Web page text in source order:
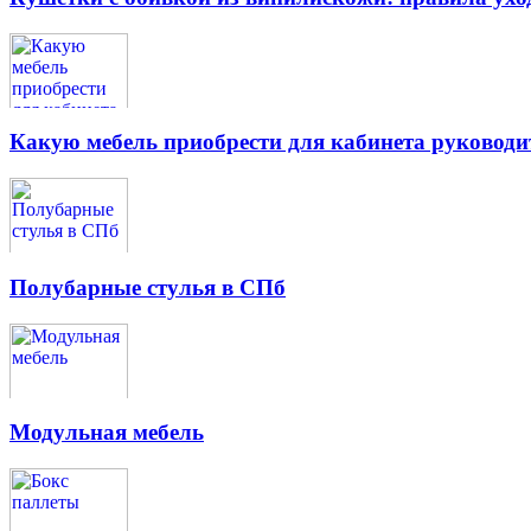
Какую мебель приобрести для кабинета
Полубарные стулья в СПб
Модульная мебель